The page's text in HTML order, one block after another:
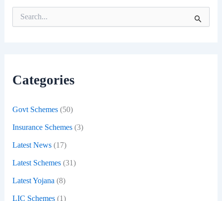
o
Categories
Govt Schemes(50)
Insurance Schemes(3)
Latest News(17)
Latest Schemes(31)
Latest Yojana (8)
LIC Schemes(1)